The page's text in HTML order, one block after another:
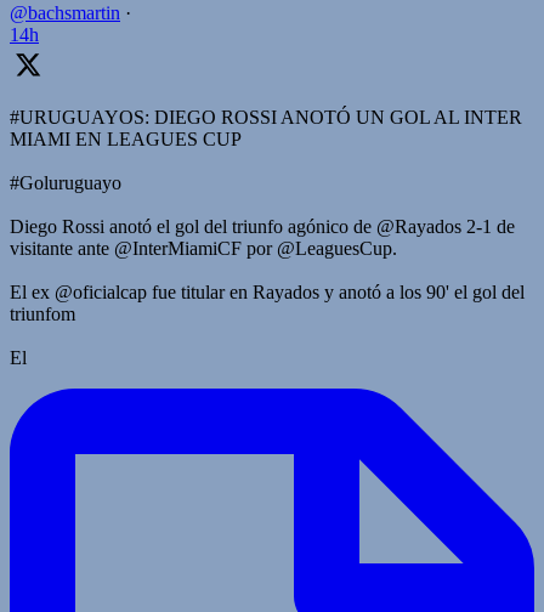
@bachsmartin ·
14h
#URUGUAYOS: DIEGO ROSSI ANOTÓ UN GOL AL INTER
MIAMI EN LEAGUES CUP
#Goluruguayo
Diego Rossi anotó el gol del triunfo agónico de @Rayados 2-1 de
visitante ante @InterMiamiCF por @LeaguesCup.
El ex @oficialcap fue titular en Rayados y anotó a los 90' el gol del
triunfom
El